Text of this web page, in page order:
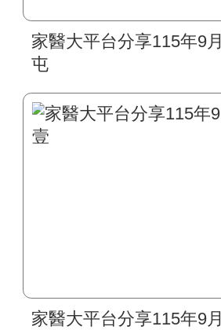
家醫大平台分享115年9
屯
家醫大平台分享115年9